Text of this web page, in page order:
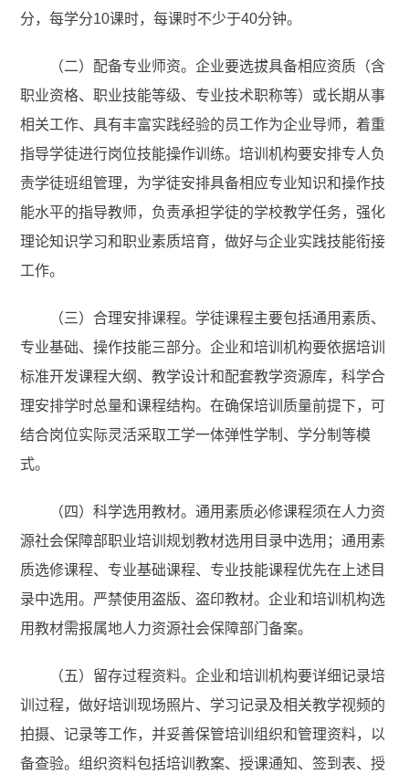
分，每学分10课时，每课时不少于40分钟。
（二）配备专业师资。企业要选拔具备相应资质（含
职业资格、职业技能等级、专业技术职称等）或长期从事
相关工作、具有丰富实践经验的员工作为企业导师，着重
指导学徒进行岗位技能操作训练。培训机构要安排专人负
责学徒班组管理，为学徒安排具备相应专业知识和操作技
能水平的指导教师，负责承担学徒的学校教学任务，强化
理论知识学习和职业素质培育，做好与企业实践技能衔接
工作。
（三）合理安排课程。学徒课程主要包括通用素质、
专业基础、操作技能三部分。企业和培训机构要依据培训
标准开发课程大纲、教学设计和配套教学资源库，科学合
理安排学时总量和课程结构。在确保培训质量前提下，可
结合岗位实际灵活采取工学一体弹性学制、学分制等模
式。
（四）科学选用教材。通用素质必修课程须在人力资
源社会保障部职业培训规划教材选用目录中选用；通用素
质选修课程、专业基础课程、专业技能课程优先在上述目
录中选用。严禁使用盗版、盗印教材。企业和培训机构选
用教材需报属地人力资源社会保障部门备案。
（五）留存过程资料。企业和培训机构要详细记录培
训过程，做好培训现场照片、学习记录及相关教学视频的
拍摄、记录等工作，并妥善保管培训组织和管理资料，以
备查验。组织资料包括培训教案、授课通知、签到表、授